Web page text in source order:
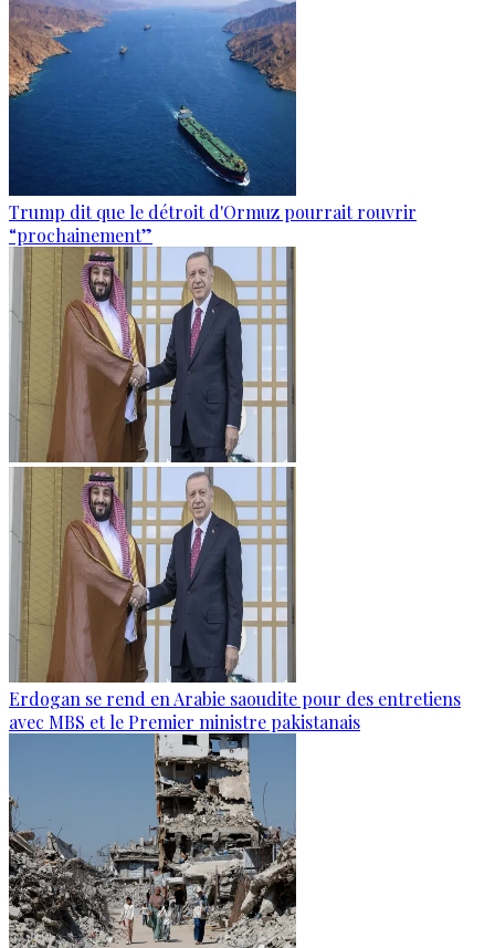
Trump dit que le détroit d'Ormuz pourrait rouvrir
“prochainement”
Erdogan se rend en Arabie saoudite pour des entretiens
avec MBS et le Premier ministre pakistanais